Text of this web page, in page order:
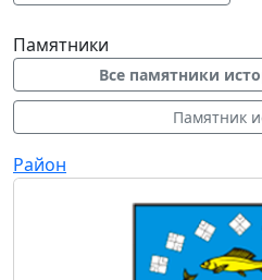
Памятники
Все памятники
Памятник
Район